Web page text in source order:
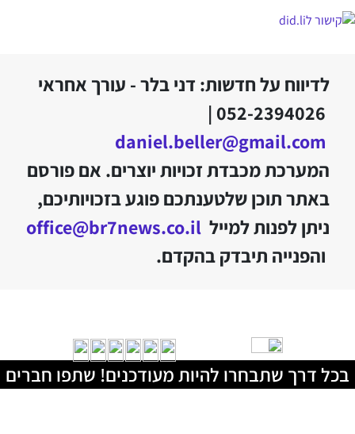
לדיווח על חדשות: דני בלר - עורך אחראי
052-2394026 |
daniel.beller@gmail.com
המערכת מכבדת זכויות יוצרים. אם פורסם
באתר תוכן שלטענתכם פוגע בזכויותיכם,
ניתן לפנות למייל office@br7news.co.il
והפנייה תיבדק בהקדם.
בכל דרך שתבחרו להיות מעודכנים! שתפו חברים